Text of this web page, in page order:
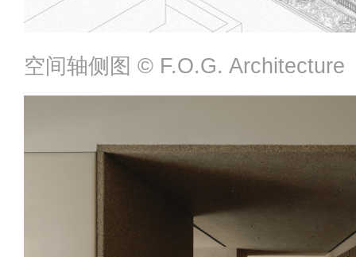
空间轴侧图 ©️ F.O.G. Architecture